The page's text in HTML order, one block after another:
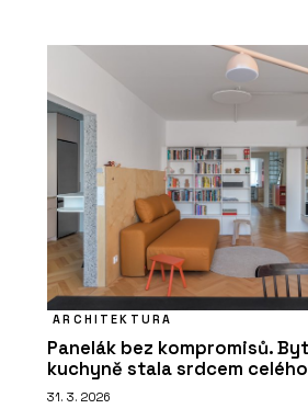
ARCHITEKTURA
Panelák bez kompromisů.
kuchyně stala srdcem
31. 3. 2026